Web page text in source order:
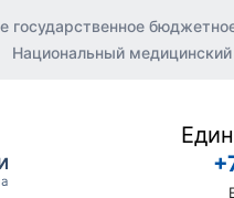
государственное
Национальный